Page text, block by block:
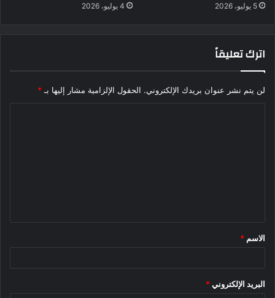
5 يوليو، 2026 4 يوليو، 2026
اترك تعليقاً
لن يتم نشر عنوان بريدك الإلكتروني. الحقول الإلزامية مشار إليها بـ *
*
الاسم *
البريد الإلكتروني *